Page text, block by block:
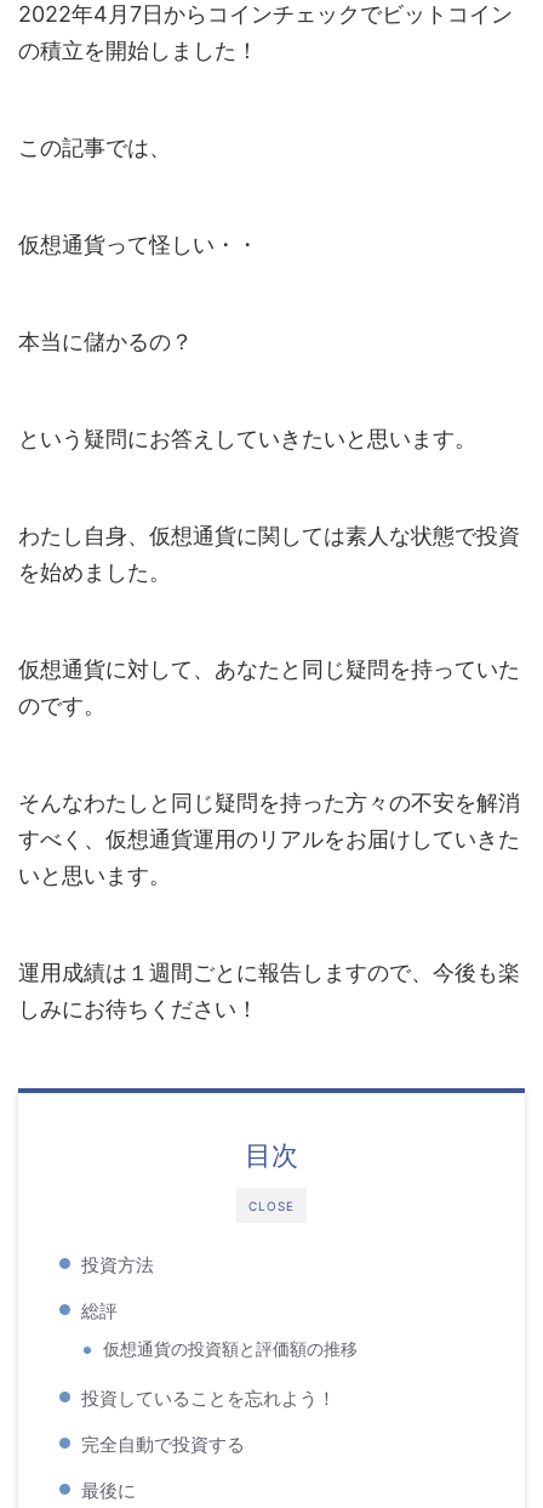
2022年4月7日からコインチェックでビットコイン
の積立を開始しました！
この記事では、
仮想通貨って怪しい・・
本当に儲かるの？
という疑問にお答えしていきたいと思います。
わたし自身、仮想通貨に関しては素人な状態で投資
を始めました。
仮想通貨に対して、あなたと同じ疑問を持っていた
のです。
そんなわたしと同じ疑問を持った方々の不安を解消
すべく、仮想通貨運用のリアルをお届けしていきた
いと思います。
運用成績は１週間ごとに報告しますので、今後も楽
しみにお待ちください！
CLOSE
目次
投資方法
総評
仮想通貨の投資額と評価額の推移
投資していることを忘れよう！
完全自動で投資する
最後に